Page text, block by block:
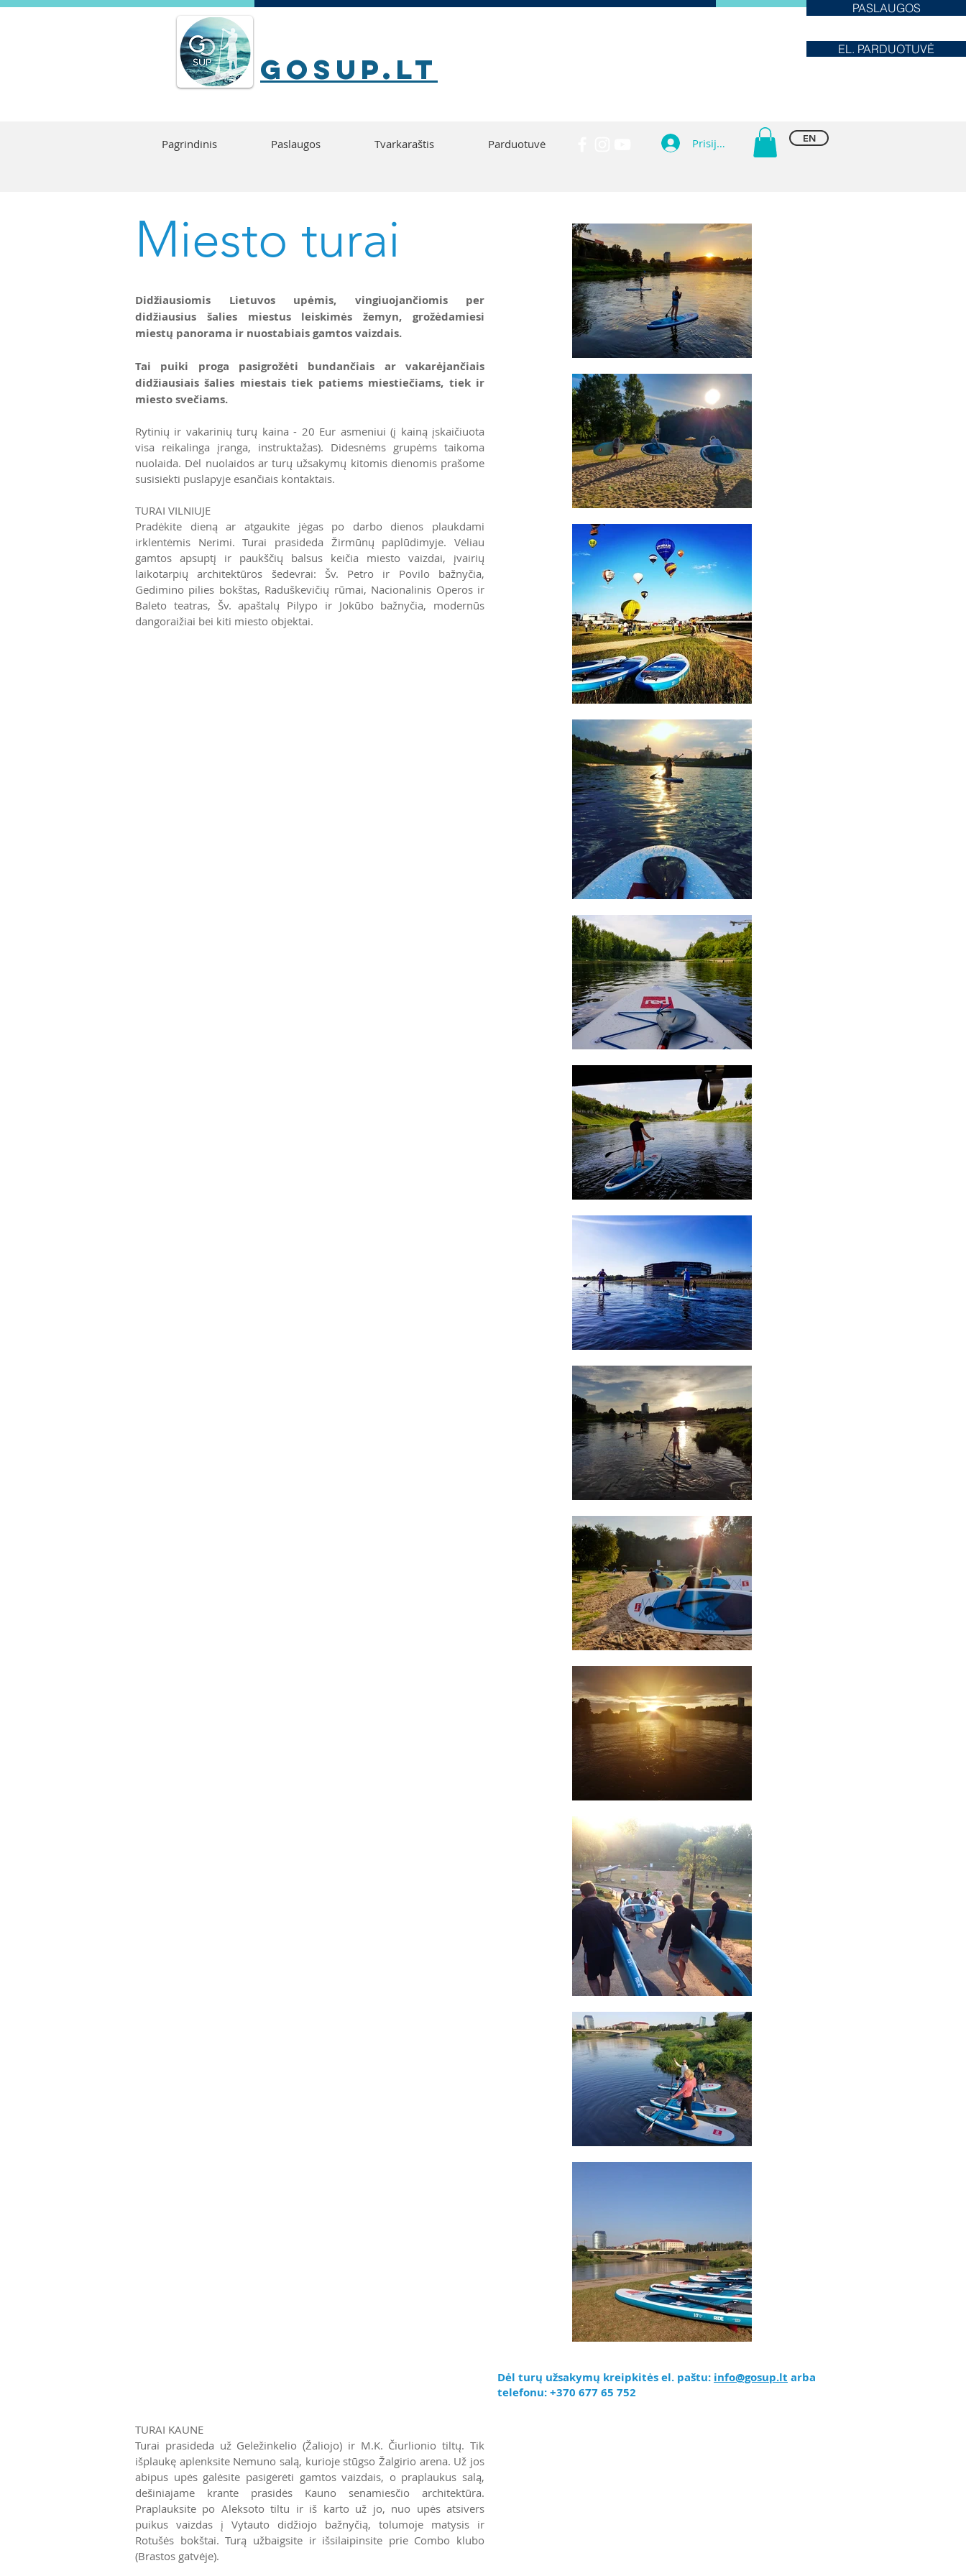
PASLAUGOS
EL. PARDUOTUVĖ
goSUP.lt
Pagrindinis Paslaugos Tvarkaraštis Parduotuvė Prisijungti EN
Miesto turai
Didžiausiomis Lietuvos upėmis, vingiuojančiomis per
didžiausius šalies miestus leiskimės žemyn, grožėdamiesi
miestų panorama ir nuostabiais gamtos vaizdais.
Tai puiki proga pasigrožėti bundančiais ar vakarėjančiais
didžiausiais šalies miestais tiek patiems miestiečiams, tiek ir
miesto svečiams.
Rytinių ir vakarinių turų kaina - 20 Eur asmeniui (į kainą įskaičiuota
visa reikalinga įranga, instruktažas). Didesnėms grupėms taikoma
nuolaida. Dėl nuolaidos ar turų užsakymų kitomis dienomis prašome
susisiekti puslapyje esančiais kontaktais.
TURAI VILNIUJE
Pradėkite dieną ar atgaukite jėgas po darbo dienos plaukdami
irklentėmis Nerimi. Turai prasideda Žirmūnų paplūdimyje. Vėliau
gamtos apsuptį ir paukščių balsus keičia miesto vaizdai, įvairių
laikotarpių architektūros šedevrai: Šv. Petro ir Povilo bažnyčia,
Gedimino pilies bokštas, Raduškevičių rūmai, Nacionalinis Operos ir
Baleto teatras, Šv. apaštalų Pilypo ir Jokūbo bažnyčia, modernūs
dangoraižiai bei kiti miesto objektai.
Dėl turų užsakymų kreipkitės el. paštu: info@gosup.lt arba
telefonu:+370 677 65 752
TURAI KAUNE
Turai prasideda už Geležinkelio (Žaliojo) ir M.K. Čiurlionio tiltų. Tik
išplaukę aplenksite Nemuno salą, kurioje stūgso Žalgirio arena. Už jos
abipus upės galėsite pasigėrėti gamtos vaizdais, o praplaukus salą,
dešiniajame krante prasidės Kauno senamiesčio architektūra.
Praplauksite po Aleksoto tiltu ir iš karto už jo, nuo upės atsivers
puikus vaizdas į Vytauto didžiojo bažnyčią, tolumoje matysis ir
Rotušės bokštai. Turą užbaigsite ir išsilaipinsite prie Combo klubo
(Brastos gatvėje).